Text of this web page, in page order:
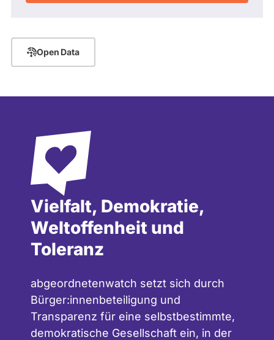
Open Data
Vielfalt, Demokratie,
Weltoffenheit und
Toleranz
abgeordnetenwatch setzt sich durch
Bürger:innenbeteiligung und
Transparenz für eine selbstbestimmte,
demokratische Gesellschaft ein, in der